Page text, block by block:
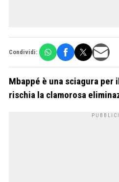
Condividi:
Mbappé è una sciagura per
rischia la clamorosa